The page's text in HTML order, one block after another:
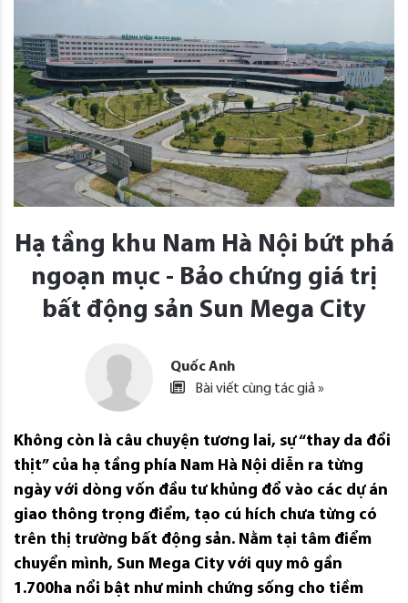
Hạ tầng khu Nam Hà Nội bứt phá
ngoạn mục - Bảo chứng giá trị
bất động sản Sun Mega City
Quốc Anh
Bài viết cùng tác giả »
Không còn là câu chuyện tương lai, sự “thay da đổi
thịt” của hạ tầng phía Nam Hà Nội diễn ra từng
ngày với dòng vốn đầu tư khủng đổ vào các dự án
giao thông trọng điểm, tạo cú hích chưa từng có
trên thị trường bất động sản. Nằm tại tâm điểm
chuyển mình, Sun Mega City với quy mô gần
1.700ha nổi bật như minh chứng sống cho tiềm